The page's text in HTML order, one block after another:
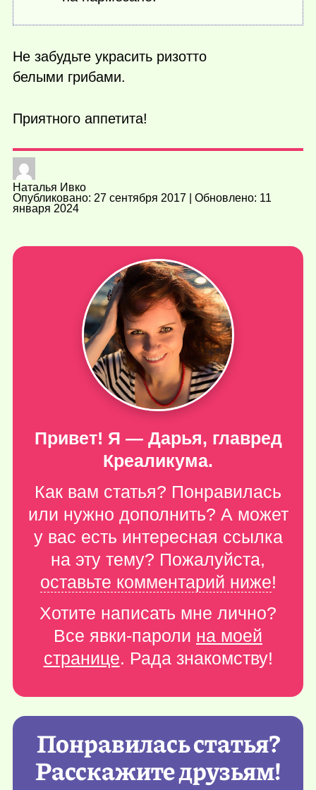
Не забудьте украсить ризотто
белыми грибами.
Приятного аппетита!
Наталья Ивко
Опубликовано: 27 сентября 2017 | Обновлено: 11
января 2024
Привет! Я — Дарья, главред
Креаликума.
Как вам статья? Понравилась
или нужно дополнить? А может
у вас есть интересная ссылка
на эту тему? Пожалуйста,
оставьте комментарий ниже!
Хотите написать мне лично?
Все явки-пароли на моей
странице. Рада знакомству!
Понравилась статья?
Расскажите друзьям!